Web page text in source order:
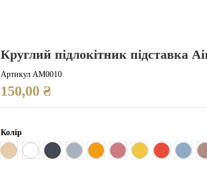
Круглий підлокітник підставка
Артикул AM0010
150,00 ₴
Колір
БежевийБілий Чорний Сірий Помаранчевий
Рожево-терракотовий
Жовтий Червоний